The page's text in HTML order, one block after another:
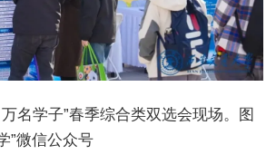
名学子”春季综合类双选会现场。图
”微信公众号